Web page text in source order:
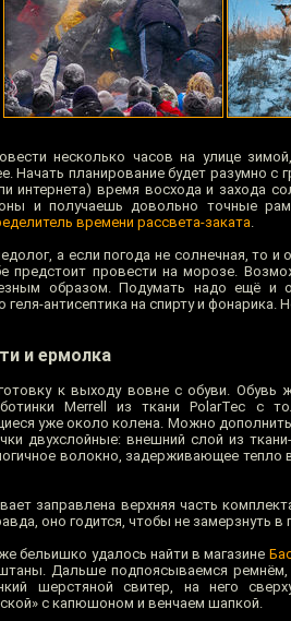
несколько часов на улице
Начать планирование будет разумно
интернета) время восхода и захода
и получаешь довольно точные
времени рассвета-заката.
а если погода не солнечная, то
предстоит провести на морозе.
образом. Подумать надо ещё и
геля-антисептика на спирту и
и ермолка
к выходу вовне с обуви. Обувь
Merrell из ткани PolarTec с
уже около колена. Можно
двухслойные: внешний слой из
волокно, задерживающее тепло
заправлена верхняя часть
оно годится, чтобы не замерзнуть в
бельишко удалось найти в магазине
Дальше подпоясываемся ремнём,
шерстяной свитер, на него
с капюшоном и венчаем шапкой.